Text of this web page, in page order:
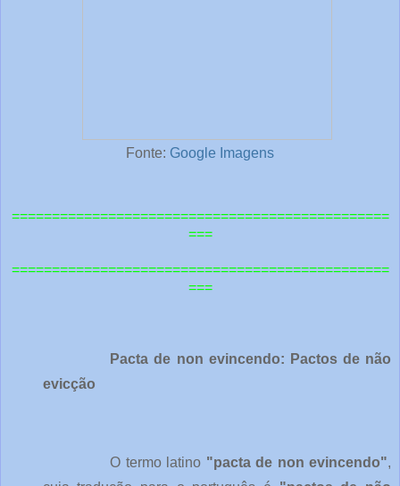
Fonte: Google Imagens
===============================================
===
===============================================
===
Pacta de non evincendo: Pactos de não
evicção
O termo latino "pacta de non evincendo",